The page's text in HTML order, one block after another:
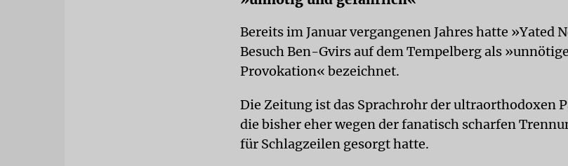
Bereits im Januar vergangenen Jahres hatte »Yated
Besuch Ben-Gvirs auf dem Tempelberg als
Provokation« bezeichnet.
Die Zeitung ist das Sprachrohr der ultraorthodoxen
die bisher eher wegen der fanatisch scharfen
für Schlagzeilen gesorgt hatte.